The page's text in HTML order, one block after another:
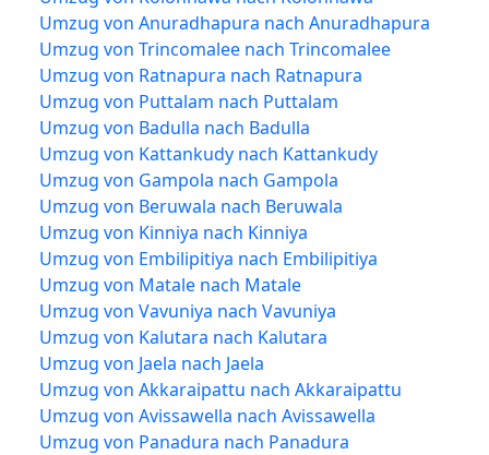
Umzug von Anuradhapura nach Anuradhapura
Umzug von Trincomalee nach Trincomalee
Umzug von Ratnapura nach Ratnapura
Umzug von Puttalam nach Puttalam
Umzug von Badulla nach Badulla
Umzug von Kattankudy nach Kattankudy
Umzug von Gampola nach Gampola
Umzug von Beruwala nach Beruwala
Umzug von Kinniya nach Kinniya
Umzug von Embilipitiya nach Embilipitiya
Umzug von Matale nach Matale
Umzug von Vavuniya nach Vavuniya
Umzug von Kalutara nach Kalutara
Umzug von Jaela nach Jaela
Umzug von Akkaraipattu nach Akkaraipattu
Umzug von Avissawella nach Avissawella
Umzug von Panadura nach Panadura